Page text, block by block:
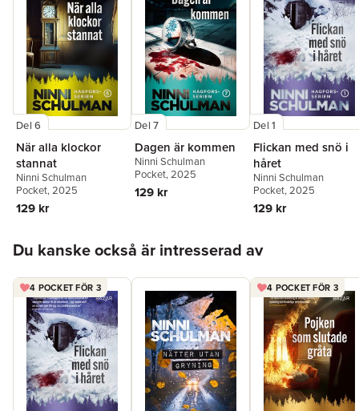
Del 6
När alla klockor
stannat
Ninni Schulman
Pocket, 2025
129 kr
Del 7
Dagen är kommen
Ninni Schulman
Pocket, 2025
129 kr
Del 1
Flickan med snö i
håret
Ninni Schulman
Pocket, 2025
129 kr
Du kanske också är intresserad av
4 POCKET FÖR 3 4 POCKET FÖR 3